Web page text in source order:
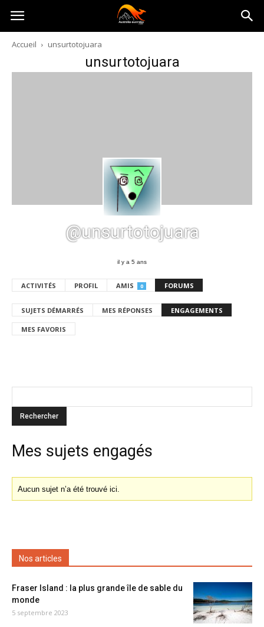
Australia-
australie.com
Accueil unsurtotojuara
unsurtotojuara
@unsurtotojuara
il y a 5 ans
ACTIVITÉS PROFIL AMIS 0 FORUMS
SUJETS DÉMARRÉS MES RÉPONSES ENGAGEMENTS
MES FAVORIS
Mes sujets engagés
Aucun sujet n’a été trouvé ici.
Nos articles
Fraser Island : la plus grande île de sable du
monde
5 septembre 2023